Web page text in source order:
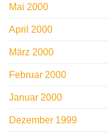
Mai 2000
April 2000
März 2000
Februar 2000
Januar 2000
Dezember 1999